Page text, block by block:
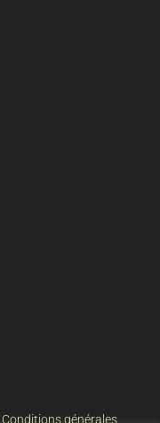
Conditions générales